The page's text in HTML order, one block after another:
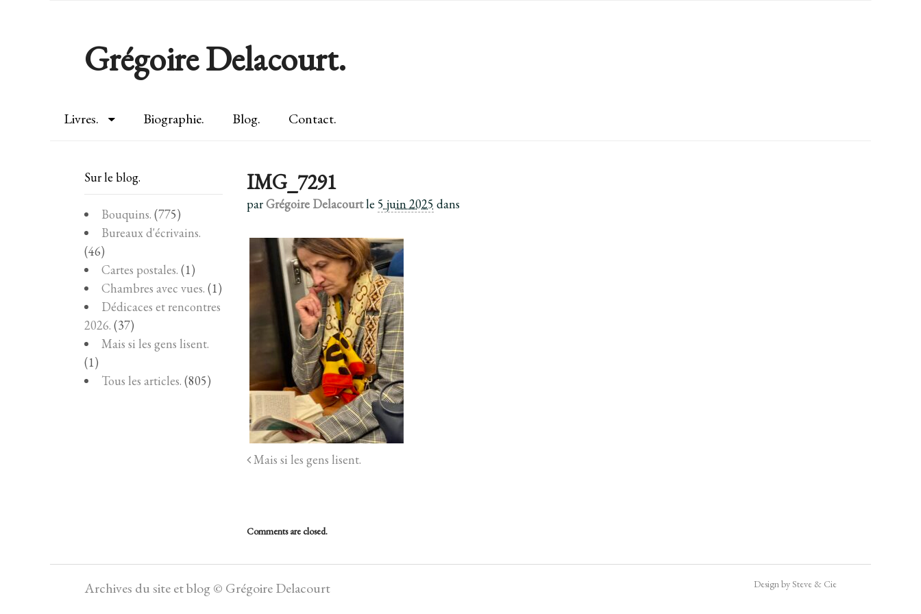
Grégoire Delacourt.
Livres. Biographie. Blog. Contact.
IMG_7291
parGrégoire Delacourtle 5 juin 2025 dans
Mais si les gens lisent.
Comments are closed.
Sur le blog.
Bouquins. (775)
Bureaux d'écrivains.
(46)
Cartes postales. (1)
Chambres avec vues. (1)
Dédicaces et rencontres
2026. (37)
Mais si les gens lisent.
(1)
Tous les articles. (805)
Archives du site et blog © Grégoire Delacourt Design by Steve & Cie